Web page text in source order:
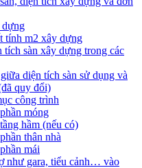
dựng
tính m2 xây dựng
tích sàn xây dựng trong các
diện tích sàn sử dụng và
quy đổi)
công trình
móng
hầm (nếu có)
thân nhà
mái
như gara, tiểu cảnh… vào